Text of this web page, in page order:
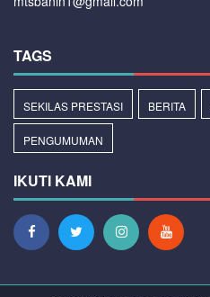
TAGS
SEKILAS PRESTASI BERITA
PENGUMUMAN
IKUTI KAMI